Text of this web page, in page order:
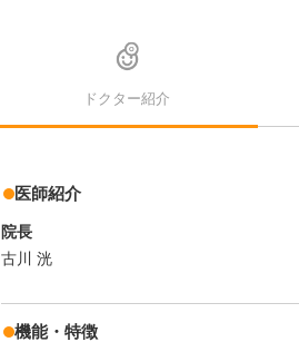
ドクター紹介
医師紹介
院長
古川 洸
機能・特徴